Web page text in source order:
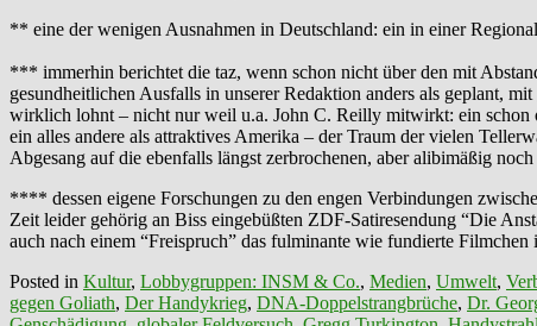
** eine der wenigen Ausnahmen in Deutschland: ein in einer
*** immerhin berichtet die taz, wenn schon nicht über den mit
gesundheitlichen Ausfalls in unserer Redaktion anders als geplant,
wirklich lohnt – nicht nur weil u.a. John C. Reilly mitwirkt: ein schon
ein alles andere als attraktives Amerika – der Traum der vielen
Abgesang auf die ebenfalls längst zerbrochenen, aber alibimäßig
**** dessen eigene Forschungen zu den engen Verbindungen
Zeit leider gehörig an Biss eingebüßten ZDF-Satiresendung “Die
auch nach einem “Freispruch” das fulminante wie fundierte Filmchen
Posted in Kultur, Lobbygruppen: INSM & Co., Medien, Umwelt,
gegen Goliath, Der Handykrieg, DNA-Doppelstrangbrüche, Dr.